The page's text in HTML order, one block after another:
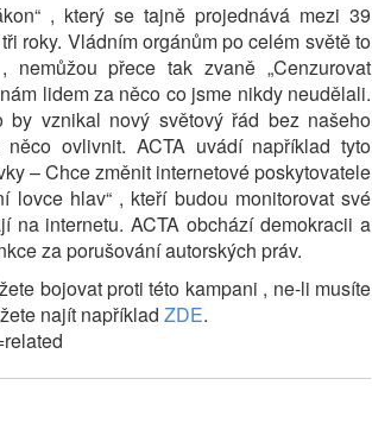
, který se tajně projednává mezi 39
roky. Vládním orgánům po celém světě to
přece tak zvaně „Cenzurovat
lidem za něco co jsme nikdy neudělali.
by vznikal nový světový řád bez našeho
ovlivnit. ACTA uvádí například tyto
– Chce změnit internetové poskytovatele
lovce hlav“ , kteří budou monitorovat své
na internetu. ACTA obchází demokracii a
za porušování autorských práv.
bojovat proti této kampani , ne-li musíte
najít například ZDE.